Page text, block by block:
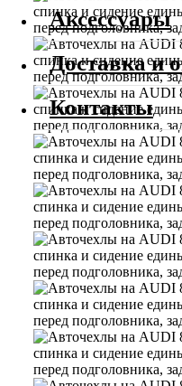
Аксессуары
Доставка и
Контакты